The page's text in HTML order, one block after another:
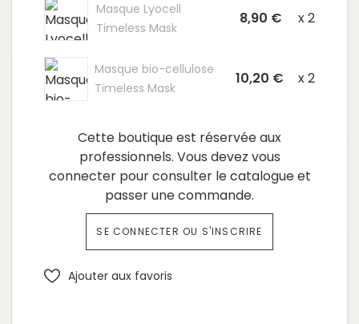
Masque Lyocell
Timeless Mask
8,90 € x 2
Masque bio-cellulose
Timeless Mask
10,20 € x 2
Cette boutique est réservée aux
professionnels. Vous devez vous
connecter pour consulter le catalogue et
passer une commande.
SE CONNECTER OU S'INSCRIRE
Ajouter aux favoris